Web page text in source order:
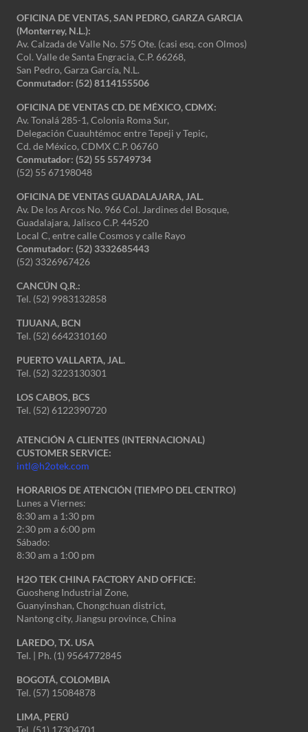
OFICINA DE VENTAS, SAN PEDRO, GARZA GARCIA
(Monterrey, N.L.):
Av. Calzada de Valle No. 575 Ote. (casi esq. con Olmos)
Col. Valle de Santa Engracia, C.P. 66268,
San Pedro, Garza García, N.L.
Conmutador: (52) 8114155506
OFICINA DE VENTAS CD. DE MÉXICO, CDMX:
Av. Tonalá 285-1, Colonia Roma Sur,
Delegación Cuauhtémoc entre Tepeji y Tepic,
Cd. de México, CDMX C.P. 06760
Conmutador: (52) 55 55749734
(52) 55 67198048
OFICINA DE VENTAS GUADALAJARA, JAL.
Av. De los Arcos No. 966 Col. Jardines del Bosque,
Guadalajara, Jalisco C.P. 44520
Local C, entre calle Cosmos y calle Rayo
Conmutador: (52) 3332685443
(52) 3326967426
CANCÚN Q.R.:
Tel. (52) 9983132858
TIJUANA, BCN
Tel. (52) 6642310160
PUERTO VALLARTA, JAL.
Tel. (52) 3223130301
LOS CABOS, BCS
Tel. (52) 6122390720
ATENCIÓN A CLIENTES (INTERNACIONAL)
CUSTOMER SERVICE:
intl@h2otek.com
HORARIOS DE ATENCIÓN (TIEMPO DEL CENTRO)
Lunes a Viernes:
8:30 am a 1:30 pm
2:30 pm a 6:00 pm
Sábado:
8:30 am a 1:00 pm
H2O TEK CHINA FACTORY AND OFFICE:
Guosheng Industrial Zone,
Guanyinshan, Chongchuan district,
Nantong city, Jiangsu province, China
LAREDO, TX. USA
Tel. | Ph. (1) 9564772845
BOGOTÁ, COLOMBIA
Tel. (57) 15084878
LIMA, PERÚ
Tel. (51) 17304701